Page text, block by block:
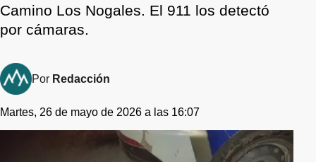
Camino Los Nogales. El 911 los detectó
por cámaras.
Por Redacción
Martes, 26 de mayo de 2026 a las 16:07